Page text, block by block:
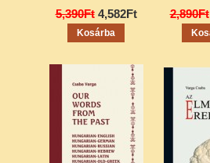
5,390Ft 4,582Ft 2,890Ft